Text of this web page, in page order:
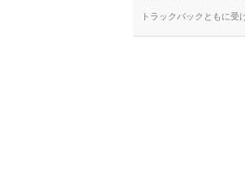
トラックバックともに受